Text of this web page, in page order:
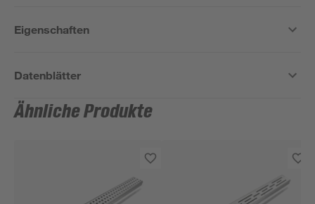
Eigenschaften
Datenblätter
Ähnliche Produkte